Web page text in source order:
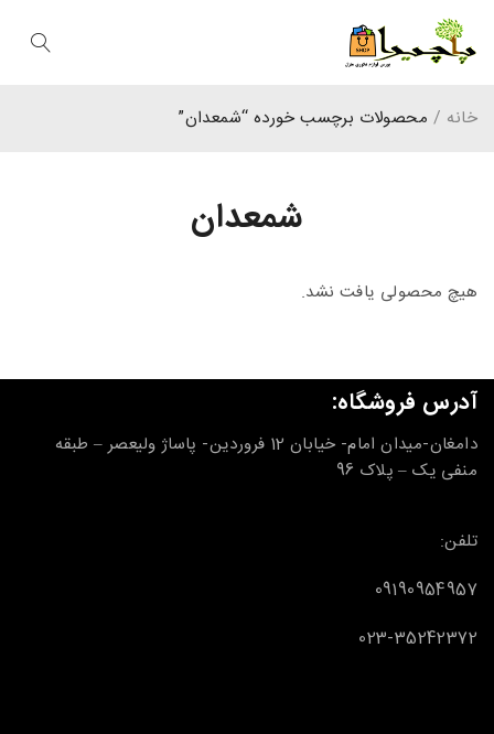
شمعدان
خانه / محصولات برچسب خورده “شمعدان”
هیچ محصولی یافت نشد.
آدرس فروشگاه:
دامغان-میدان امام- خیابان 12 فروردین- پاساژ ولیعصر – طبقه
منفی یک – پلاک 96
تلفن:
09190954957
023-35242372